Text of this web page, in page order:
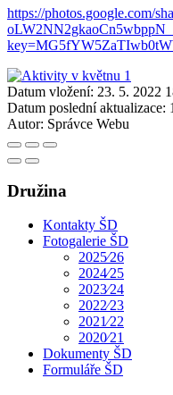
https://photos.google.com/
Datum vložení: 23. 5. 2022
Datum poslední aktualizace:
Autor: Správce Webu
Družina
Kontakty ŠD
Fotogalerie ŠD
2025⁄26
2024⁄25
2023⁄24
2022⁄23
2021⁄22
2020⁄21
Dokumenty ŠD
Formuláře ŠD